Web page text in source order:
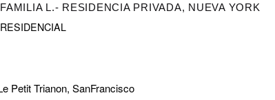
FAMILIA L.- RESIDENCIA PRIVADA, NUEVA YORK
RESIDENCIAL